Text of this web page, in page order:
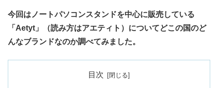
今回はノートパソコンスタンドを中心に販売している
「Aetyt」（読み方はアエティト）についてどこの国のど
んなブランドなのか調べてみました。
目次